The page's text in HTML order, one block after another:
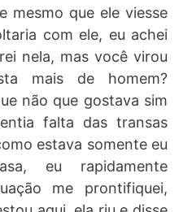
mesmo que ele viesse
com ele, eu achei
nela, mas você virou
mais de homem?
não que gostava sim
falta das transas
estava somente eu
eu rapidamente
me prontifiquei,